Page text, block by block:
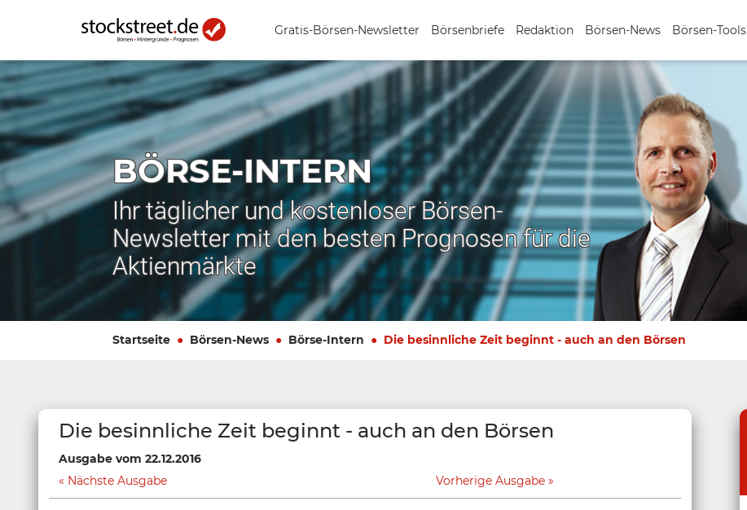
Gratis-Börsen-Newsletter Börsenbriefe Redaktion Börsen-News Börsen-Tools
BÖRSE-INTERN
Ihr täglicher und kostenloser Börsen-
Newsletter mit den besten Prognosen für die
Aktienmärkte
Startseite Börsen-News Börse-Intern Die besinnliche Zeit beginnt - auch an den Börsen
Die besinnliche Zeit beginnt - auch an den Börsen
Ausgabe vom 22.12.2016
Nächste Ausgabe
Vorherige Ausgabe